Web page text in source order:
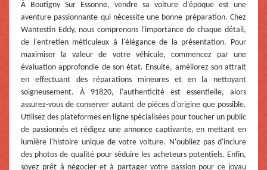
À Boutigny Sur Essonne, vendre sa voiture d'époque est une
aventure passionnante qui nécessite une bonne préparation. Chez
Wantestin Eddy, nous comprenons l'importance de chaque détail,
de l'entretien méticuleux à l'élégance de la présentation. Pour
maximiser la valeur de votre véhicule, commencez par une
évaluation approfondie de son état. Ensuite, améliorez son attrait
en effectuant des réparations mineures et en la nettoyant
soigneusement. À 91820, l'authenticité est essentielle, alors
assurez-vous de conserver autant de pièces d'origine que possible.
Utilisez des plateformes en ligne spécialisées pour toucher un public
de passionnés et rédigez une annonce captivante, en mettant en
lumière l'histoire unique de votre voiture. N'oubliez pas d'inclure
des photos de qualité pour séduire les acheteurs potentiels. Enfin,
soyez prêt à négocier et à partager votre passion pour ce joyau